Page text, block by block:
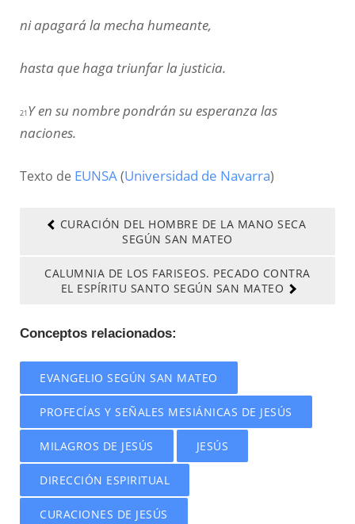
ni apagará la mecha humeante,
hasta que haga triunfar la justicia.
21 Y en su nombre pondrán su esperanza las
naciones.
Texto de EUNSA(Universidad de Navarra)
CURACIÓN DEL HOMBRE DE LA MANO SECA
SEGÚN SAN MATEO
CALUMNIA DE LOS FARISEOS. PECADO CONTRA
EL ESPÍRITU SANTO SEGÚN SAN MATEO
Conceptos relacionados:
EVANGELIO SEGÚN SAN MATEO
PROFECÍAS Y SEÑALES MESIÁNICAS DE JESÚS
MILAGROS DE JESÚS JESÚS
DIRECCIÓN ESPIRITUAL
CURACIONES DE JESÚS